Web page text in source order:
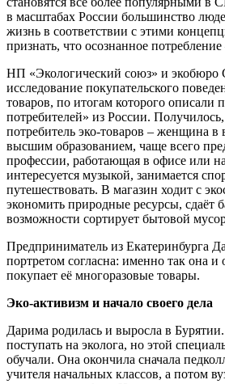
в масштабах России большинство
жизнь в соответствии с этими
признать, что осознанное
НП «Экологический союз» и экобюро
исследование покупательского
товаров, по итогам которого описали
потребителей» из России.
потребитель эко-товаров – женщина в
высшим образованием, чаще всего
профессии, работающая в офисе или
интересуется музыкой, занимается
путешествовать. В магазин ходит с
экономить природные ресурсы, сдаёт
возможности сортирует бытовой
Предприниматель из Екатеринбурга
портретом согласна: именно так она и
покупает её многоразовые товары.
Эко-активизм и начало своего дела
Дарима родилась и выросла в
поступать на эколога, но этой
обучали. Она окончила сначала
учителя начальных классов, а потом